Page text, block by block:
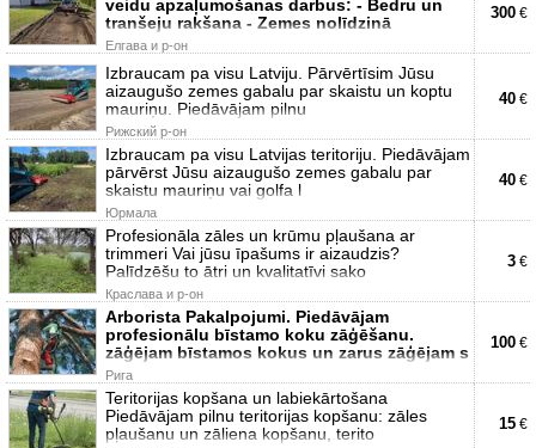
veidu apzaļumošanas darbus: - Bedru un
tranšeju rakšana - Zemes nolīdzinā
Елгава и р-он
300 €
Izbraucam pa visu Latviju. Pārvērtīsim Jūsu
aizaugušo zemes gabalu par skaistu un koptu
mauriņu. Piedāvājam pilnu
Рижский р-он
40 €
Izbraucam pa visu Latvijas teritoriju. Piedāvājam
pārvērst Jūsu aizaugušo zemes gabalu par
skaistu mauriņu vai golfa l
Юрмала
40 €
Profesionāla zāles un krūmu pļaušana ar
trimmeri Vai jūsu īpašums ir aizaudzis?
Palīdzēšu to ātri un kvalitatīvi sako
Краславa и р-он
3 €
Arborista Pakalpojumi. Piedāvājam
profesionālu bīstamo koku zāģēšanu.
zāģējam bīstamos kokus un zarus zāģējam s
Рига
100 €
Teritorijas kopšana un labiekārtošana
Piedāvājam pilnu teritorijas kopšanu: zāles
pļaušanu un zāliena kopšanu, terito
15 €